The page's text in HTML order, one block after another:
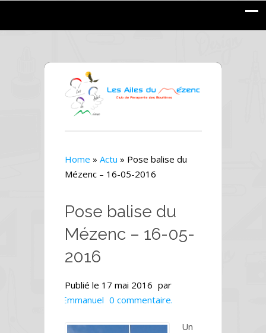
Home » Actu » Pose balise du
Mézenc – 16-05-2016
Pose balise du
Mézenc – 16-05-
2016
Publié le 17 mai 2016 par
Emmanuel 0 commentaire.
Un